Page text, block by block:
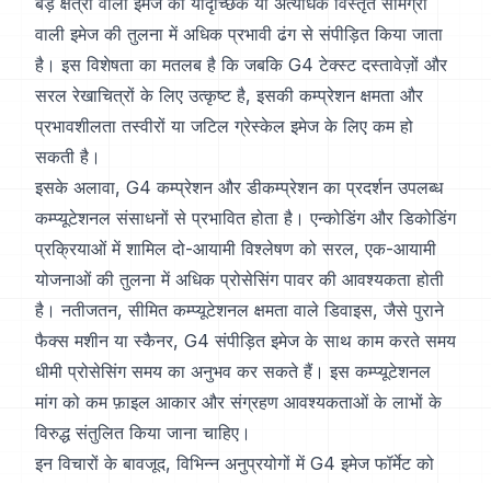
वाली इमेज की तुलना में अधिक प्रभावी ढंग से संपीड़ित किया जाता
है। इस विशेषता का मतलब है कि जबकि G4 टेक्स्ट दस्तावेज़ों और
सरल रेखाचित्रों के लिए उत्कृष्ट है, इसकी कम्प्रेशन क्षमता और
प्रभावशीलता तस्वीरों या जटिल ग्रेस्केल इमेज के लिए कम हो
सकती है।
इसके अलावा, G4 कम्प्रेशन और डीकम्प्रेशन का प्रदर्शन उपलब्ध
कम्प्यूटेशनल संसाधनों से प्रभावित होता है। एन्कोडिंग और डिकोडिंग
प्रक्रियाओं में शामिल दो-आयामी विश्लेषण को सरल, एक-आयामी
योजनाओं की तुलना में अधिक प्रोसेसिंग पावर की आवश्यकता होती
है। नतीजतन, सीमित कम्प्यूटेशनल क्षमता वाले डिवाइस, जैसे पुराने
फैक्स मशीन या स्कैनर, G4 संपीड़ित इमेज के साथ काम करते समय
धीमी प्रोसेसिंग समय का अनुभव कर सकते हैं। इस कम्प्यूटेशनल
मांग को कम फ़ाइल आकार और संग्रहण आवश्यकताओं के लाभों के
विरुद्ध संतुलित किया जाना चाहिए।
इन विचारों के बावजूद, विभिन्न अनुप्रयोगों में G4 इमेज फॉर्मेट को